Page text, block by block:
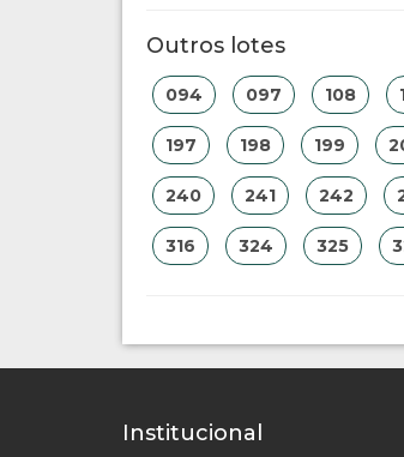
Outros lotes
094 097 108
197 198 199
240 241 242
316 324 325
Institucional